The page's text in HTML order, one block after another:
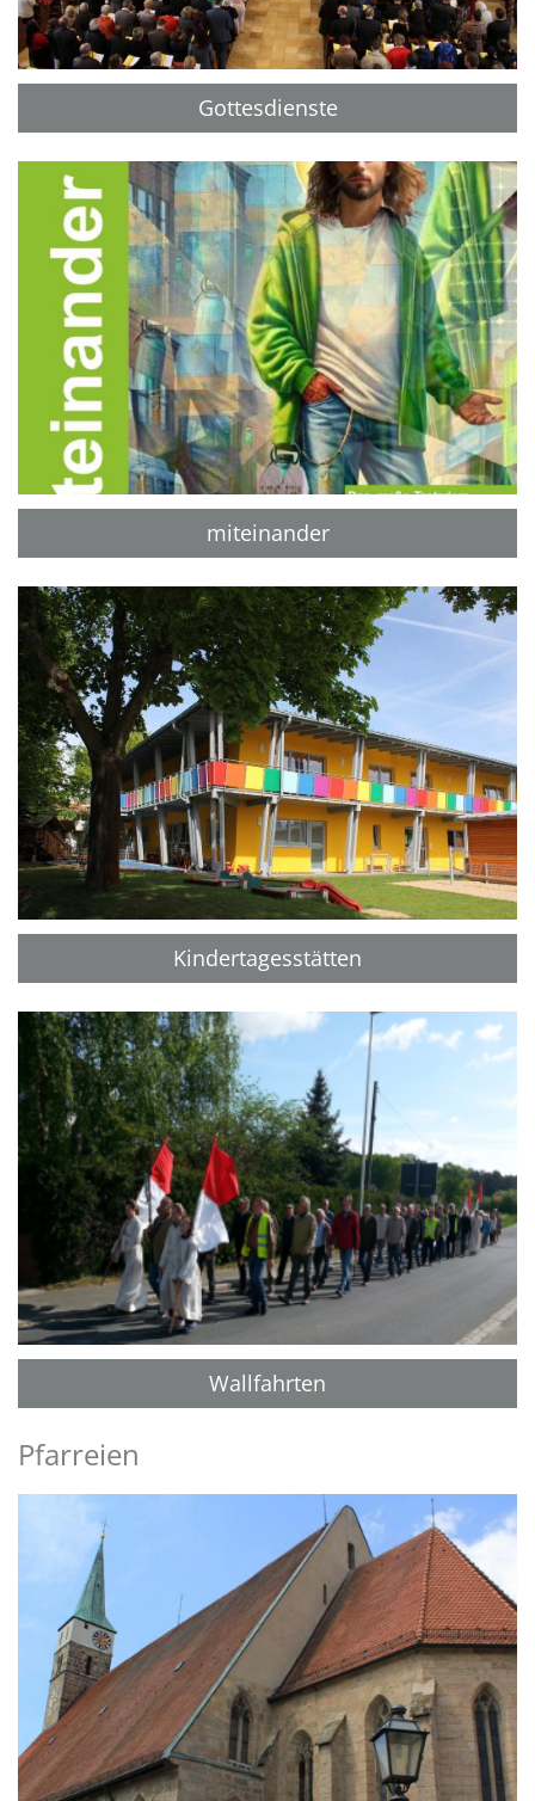
Gottesdienste
miteinander
Kindertagesstätten
Wallfahrten
Pfarreien